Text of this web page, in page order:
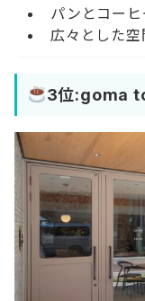
パンとコー
広々とした
3位:goma